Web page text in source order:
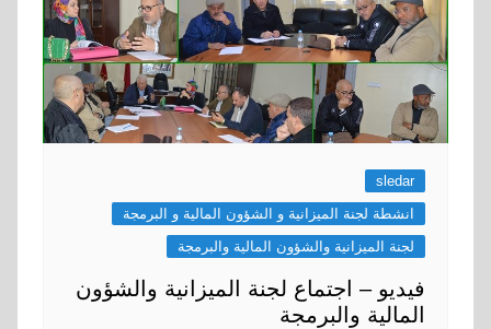
sledar
انشطة لجنة الميزانية و الشؤون المالية و البرمجة
لجنة الميزانية والشؤون المالية والبرمجة
فيديو – اجتماع لجنة الميزانية والشؤون
المالية والبرمجة